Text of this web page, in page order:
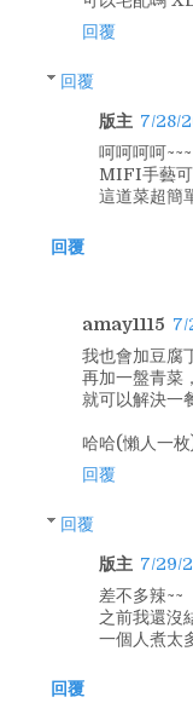
回覆
回覆
版主 7/28/
呵呵呵呵~~~
MIFI手藝可
這道菜超簡
回覆
amay1115 7/
我也會加豆腐
再加一盤青菜，
就可以解決一
哈哈(懶人一
回覆
回覆
版主 7/29/
差不多辣~~
之前我還沒
一個人煮太
回覆